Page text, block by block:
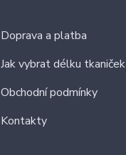
Doprava a platba
Jak vybrat délku tkaniček
Obchodní podmínky
Kontakty